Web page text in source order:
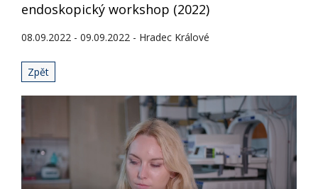
endoskopický workshop (2022)
08.09.2022 - 09.09.2022 - Hradec Králové
Zpět